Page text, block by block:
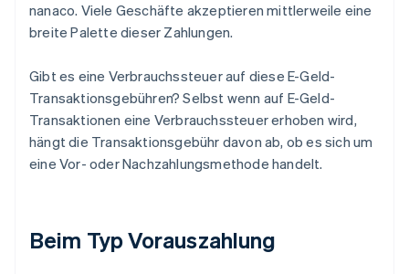
nanaco. Viele Geschäfte akzeptieren mittlerweile eine
breite Palette dieser Zahlungen.
Gibt es eine Verbrauchssteuer auf diese E-Geld-
Transaktionsgebühren? Selbst wenn auf E-Geld-
Transaktionen eine Verbrauchssteuer erhoben wird,
hängt die Transaktionsgebühr davon ab, ob es sich um
eine Vor- oder Nachzahlungsmethode handelt.
Beim Typ Vorauszahlung